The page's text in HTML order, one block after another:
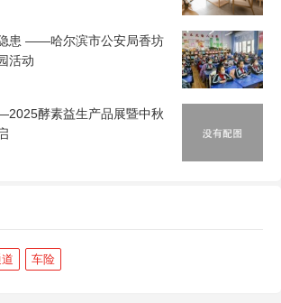
患 ——哈尔滨市公安局香坊
活动
酵素益生产品展暨中秋
车险